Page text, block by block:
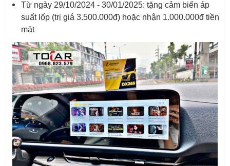
Từ ngày 29/10/2024 - 30/01/2025: tặng cảm biến áp
suất lốp (trị giá 3.500.000đ) hoặc nhận 1.000.000đ tiền
mặt